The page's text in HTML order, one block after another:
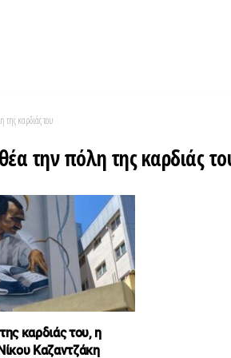
της καρδιάς του
την πόλη της καρδιάς
καρδιάς του, η
Καζαντζάκη